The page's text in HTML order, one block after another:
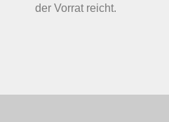
der Vorrat reicht.